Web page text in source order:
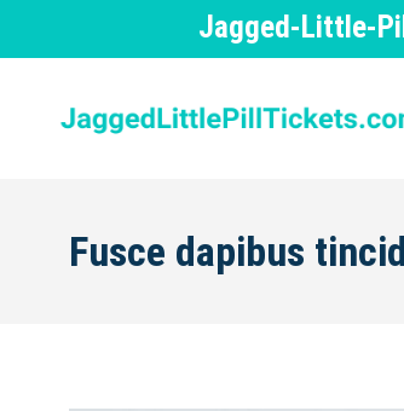
Jagged-Little-
Fusce dapibus